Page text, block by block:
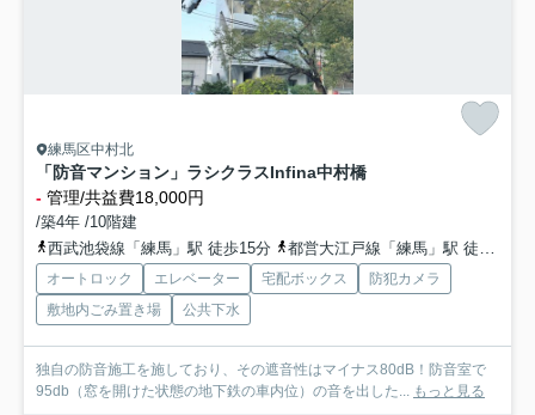
練馬区中村北
「防音マンション」ラシクラスInfina中村橋
- 管理/共益費18,000円
/築4年 /10階建
西武池袋線「練馬」駅 徒歩15分
都営大江戸線「練馬」駅 徒歩15分
オートロック エレベーター 宅配ボックス
防犯カメラ
敷地内ごみ置き場
公共下水
独自の防音施工を施しており、その遮音性はマイナス80dB！防音室で
95db（窓を開けた状態の地下鉄の車内位）の音を出した... もっと見る